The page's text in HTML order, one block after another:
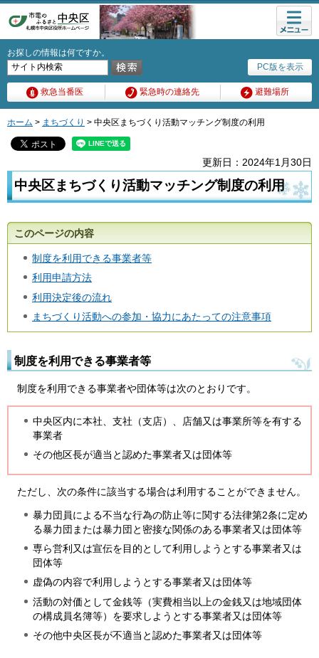
PC版を表示
お探しの情報は何ですか。
救急当番医 緊急時の連絡先 避難場所
メニュ
ー
ホーム > まちづくり > 中央区まちづくり活動マッチング制度の利用
更新日：2024年1月30日
中央区まちづくり活動マッチング制度の利用
このページの内容
制度を利用できる事業者等
利用申請方法
利用決定後の流れ
まちづくり活動への参加・協力にあたっての注意事項
制度を利用できる事業者等
制度を利用できる事業者や団体等は次のとおりです。
中央区内に本社、支社（支店）、店舗又は事業所等を有する
事業者
その他区長が適当と認めた事業者又は団体等
ただし、次の条件に該当する場合は利用することができません。
暴力団員による不当な行為の防止等に関する法律第2条に定め
る暴力団または暴力団と密接な関係のある事業者又は団体等
専ら営利又は宣伝を目的として利用しようとする事業者又は
団体等
虚偽の内容で利用しようとする事業者又は団体等
活動の対価として金銭等（実費相当以上の金銭又は地域団体
の構成員名簿等）を要求しようとする事業者又は団体等
その他中央区長が不適当と認めた事業者又は団体等